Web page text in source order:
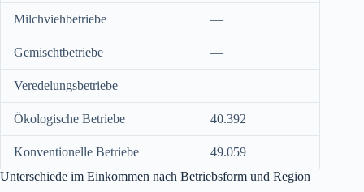
Milchviehbetriebe —
Gemischtbetriebe —
Veredelungsbetriebe —
Ökologische Betriebe 40.392
Konventionelle Betriebe
49.059
Unterschiede im Einkommen nach Betriebsform und Region